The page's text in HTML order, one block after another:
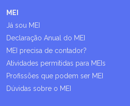
MEI
Já sou MEI
Declaração Anual do MEI
MEI precisa de contador?
Atividades permitidas para MEIs
Profissões que podem ser MEI
Dúvidas sobre o MEI